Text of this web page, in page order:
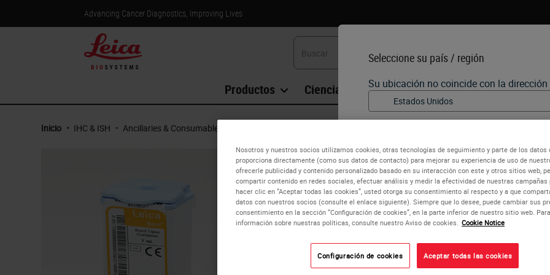
Advancing Cancer Diagnostics, Improving Lives
Seleccione su país / región
Su ubicación no coincide con la
Cada país / región puede tener su
reglamentarios y prácticas médicas.
la versión de cada país de nuestro sitio
para ese país / región. Esto incluye
/ disponibilidad del producto,
Sí
Productos Ciencias de la vida Formación Soporte
Inicio • IHC & ISH • Ancillaries & Consumables
BOND Open Containers 7 mL
BOND Open 7 mL Containers allow the use of reagents
Each container can be refilled until a total of 40 mL has
They are ideal for reagents that are consumed
Nosotros y nuestros socios utilizamos cookies, otras tecnologías de seguimiento y parte de los datos
proporciona directamente (como sus datos de contacto) para mejorar su experiencia de uso de
ofrecerle publicidad y contenido personalizado basado en su interacción con este y otros sitios web,
compartir contenido en redes sociales, efectuar análisis y medir la efectividad de nuestras
hacer clic en “Aceptar todas las cookies”, usted otorga su consentimiento al respecto y a que
datos con nuestros socios (consulte el enlace siguiente). Siempre que lo desee, puede cambiar sus
consentimiento en la sección “Configuración de cookies”, en la parte inferior de nuestro sitio web.
información sobre nuestras políticas, consulte nuestro Aviso de cookies. Cookie Notice
Configuración de cookies Aceptar todas las cookies